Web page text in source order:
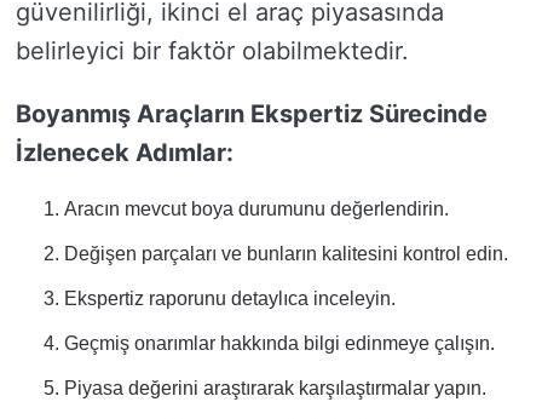
güvenilirliği, ikinci el araç piyasasında
belirleyici bir faktör olabilmektedir.
Boyanmış Araçların Ekspertiz Sürecinde
İzlenecek Adımlar:
Aracın mevcut boya durumunu değerlendirin.
Değişen parçaları ve bunların kalitesini kontrol edin.
Ekspertiz raporunu detaylıca inceleyin.
Geçmiş onarımlar hakkında bilgi edinmeye çalışın.
Piyasa değerini araştırarak karşılaştırmalar yapın.